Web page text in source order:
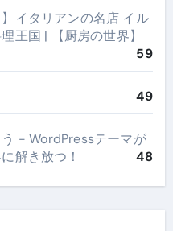
イタリアンの名店 イル
王国 | 【厨房の世界】
59
49
- WordPressテーマが
に解き放つ！
48